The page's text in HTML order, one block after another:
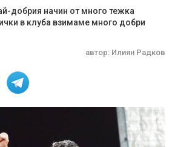
добрия начин от много тежка
в клуба взимаме много добри
автор: Илиян Радков